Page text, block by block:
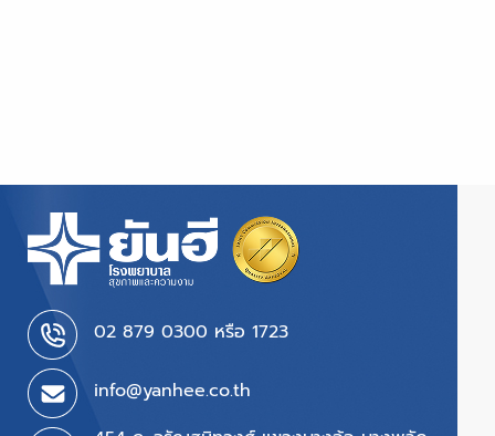
02 879 0300 หรือ 1723
info@yanhee.co.th